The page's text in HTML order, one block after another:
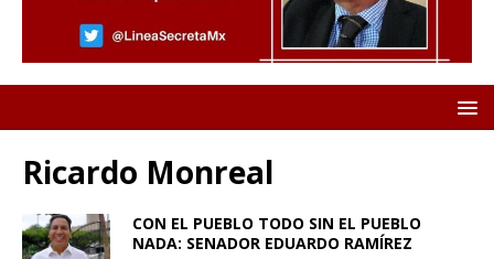
Ricardo Monreal
CON EL PUEBLO TODO SIN EL PUEBLO
NADA: SENADOR EDUARDO RAMÍREZ